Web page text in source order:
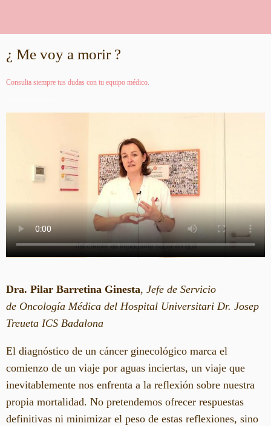
¿ Me voy a morir ?
Consulta siempre tus dudas con tu equipo médico.
Dra. Pilar Barretina Ginesta, Jefe de Servicio
de Oncología Médica del Hospital Universitari Dr. Josep
Treueta ICS Badalona
El diagnóstico de un cáncer ginecológico marca el
comienzo de un viaje por aguas inciertas, un viaje que
inevitablemente nos enfrenta a la reflexión sobre nuestra
propia mortalidad. No pretendemos ofrecer respuestas
definitivas ni minimizar el peso de estas reflexiones, sino